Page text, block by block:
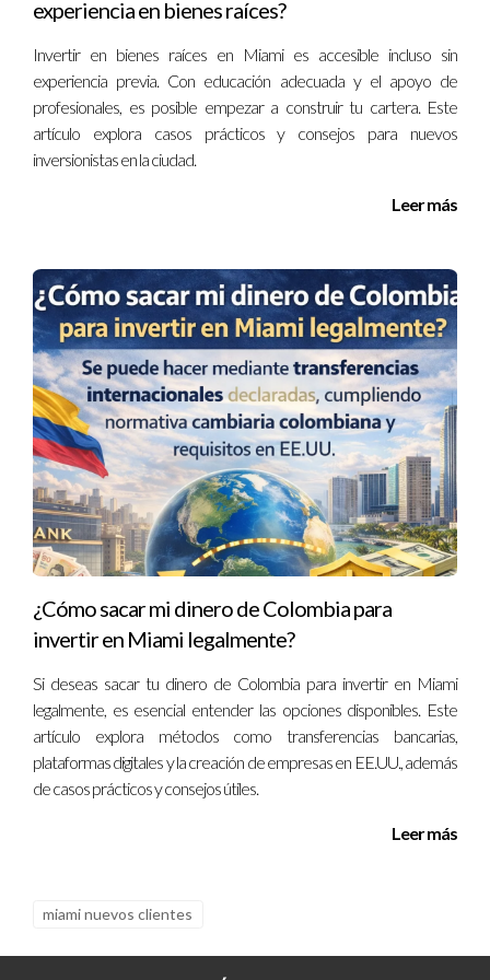
CASOS PRÁCTICOS
Caso 1: El inquilino ideal con respaldo
financiero sólido
Marta buscaba alquilar su apartamento en Miami Beach
y aplicó los pasos descritos: verificó ingresos a través de
Carlos, un profesional estable con excelente historial, lo
que resultó en una relación sin inconvenientes durante
dos años consecutivos.
Caso 2: Aprendizaje tras ignorar referencias
laborales
Luis decidió alquilar rápido sin consultar referencias
laborales profundas. Después de unos meses, el inquilino
perdió su empleo inesperadamente y comenzó a
atrasarse en pagos. La experiencia le enseñó a priorizar
Caso 3: Importancia del historial legal
Ana rechazó candidaturas sin realizar una comprobación
adecuada del historial penal. Posteriormente detectó
problemas entre vecinos por actitudes conflictivas que
podrían haberse evitado con una revisión exhaustiva
antes de firmar contrato.
¿Cuál es el mejor método para verificar
Solicitar recibos de nómina recientes o declaraciones
experiencia en bienes raíces?
Invertir en bienes raíces en Miami es accesible incluso sin
experiencia previa. Con educación adecuada y el apoyo de
profesionales, es posible empezar a construir tu cartera. Este
artículo explora casos prácticos y consejos para nuevos
inversionistas en la ciudad.
Leer más
¿Cómo sacar mi dinero de Colombia para
invertir en Miami legalmente?
Si deseas sacar tu dinero de Colombia para invertir en Miami
legalmente, es esencial entender las opciones disponibles. Este
artículo explora métodos como transferencias bancarias,
plataformas digitales y la creación de empresas en EE.UU., además
de casos prácticos y consejos útiles.
Leer más
miami nuevos clientes